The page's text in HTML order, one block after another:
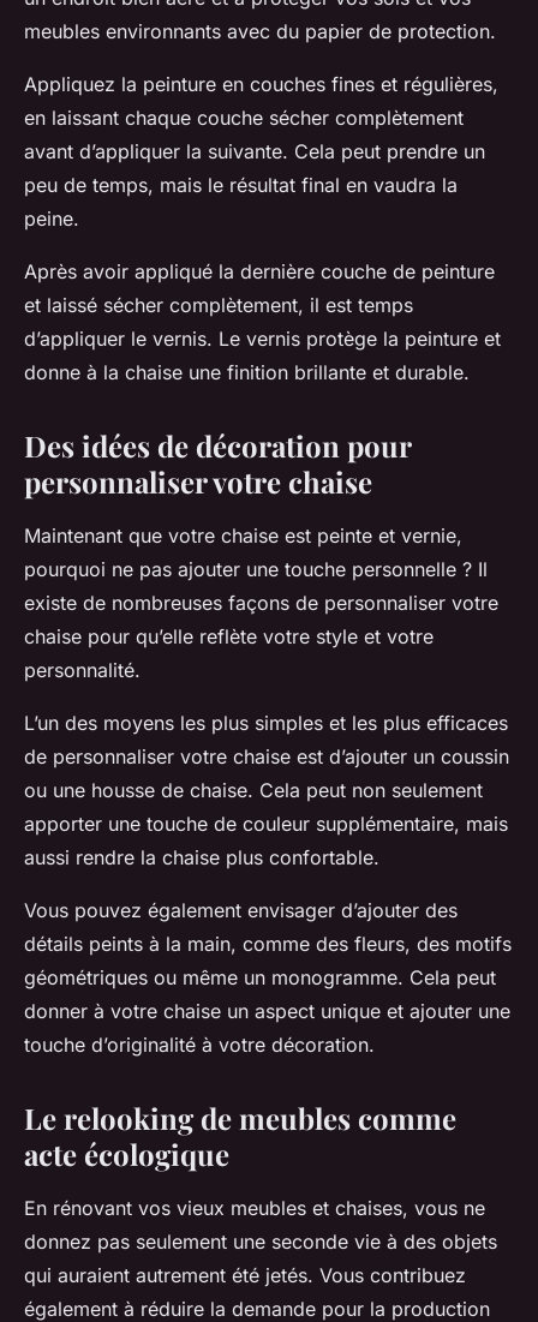
meubles environnants avec du papier de protection.
Appliquez la peinture en couches fines et régulières,
en laissant chaque couche sécher complètement
avant d’appliquer la suivante. Cela peut prendre un
peu de temps, mais le résultat final en vaudra la
peine.
Après avoir appliqué la dernière couche de peinture
et laissé sécher complètement, il est temps
d’appliquer le vernis. Le vernis protège la peinture et
donne à la chaise une finition brillante et durable.
Des idées de décoration pour
personnaliser votre chaise
Maintenant que votre chaise est peinte et vernie,
pourquoi ne pas ajouter une touche personnelle ? Il
existe de nombreuses façons de personnaliser votre
chaise pour qu’elle reflète votre style et votre
personnalité.
L’un des moyens les plus simples et les plus efficaces
de personnaliser votre chaise est d’ajouter un coussin
ou une housse de chaise. Cela peut non seulement
apporter une touche de couleur supplémentaire, mais
aussi rendre la chaise plus confortable.
Vous pouvez également envisager d’ajouter des
détails peints à la main, comme des fleurs, des motifs
géométriques ou même un monogramme. Cela peut
donner à votre chaise un aspect unique et ajouter une
touche d’originalité à votre décoration.
Le relooking de meubles comme
acte écologique
En rénovant vos vieux meubles et chaises, vous ne
donnez pas seulement une seconde vie à des objets
qui auraient autrement été jetés. Vous contribuez
également à réduire la demande pour la production